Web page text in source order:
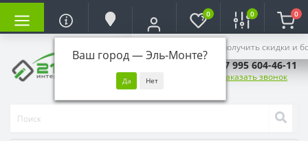
Ваш город —Эль-Монте?
Войдите, чтобы получить скидки и
0 0 0
+7 995 604-46-11
Заказать звонок